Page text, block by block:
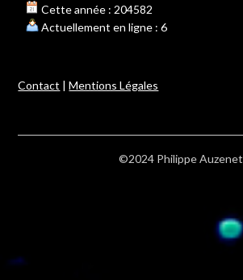
Cette année : 204582
Actuellement en ligne : 6
Contact |Mentions Légales
©2024 Philippe Auzenet